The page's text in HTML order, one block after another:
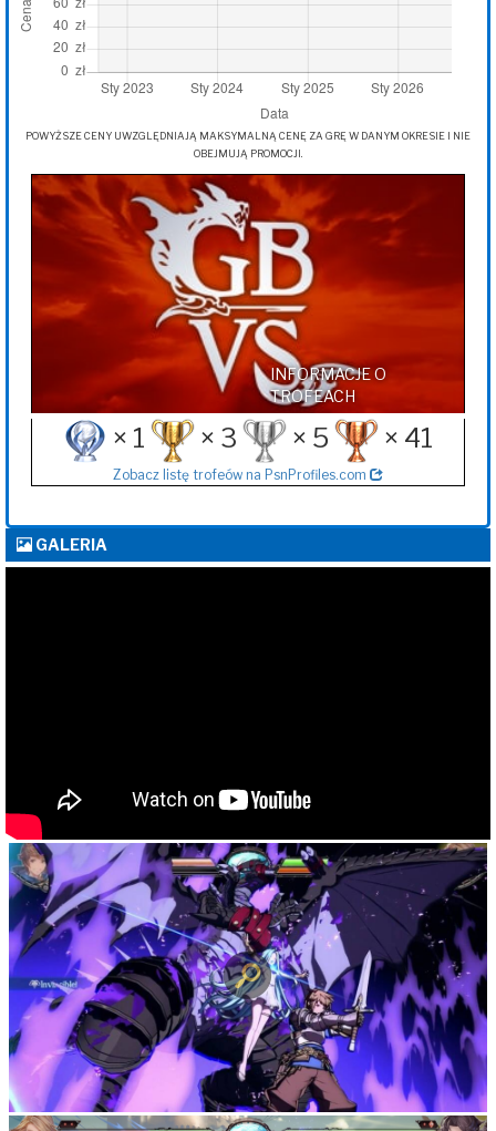
POWYŻSZE CENY UWZGLĘDNIAJĄ MAKSYMALNĄ CENĘ ZA GRĘ W DANYM OKRESIE I NIE
OBEJMUJĄ PROMOCJI.
INFORMACJE O
TROFEACH
× 1 × 3 × 5 × 41
Zobacz listę trofeów na PsnProfiles.com
GALERIA